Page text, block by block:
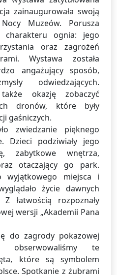
zainaugurowała swoją
Muzeów. Porusza
charakteru ognia: jego
oraz zagrożeń
Wystawa została
angażujący sposób,
odwiedzających.
okazję zobaczyć
dronów, które były
gaśniczych.
zwiedzanie pięknego
Dzieci podziwiały jego
zabytkowe wnętrza,
otaczający go park.
wyjątkowego miejsca i
życie dawnych
łatwością rozpoznały
wersji „Akademii Pana
do zagrody pokazowej
te
które są symbolem
Spotkanie z żubrami